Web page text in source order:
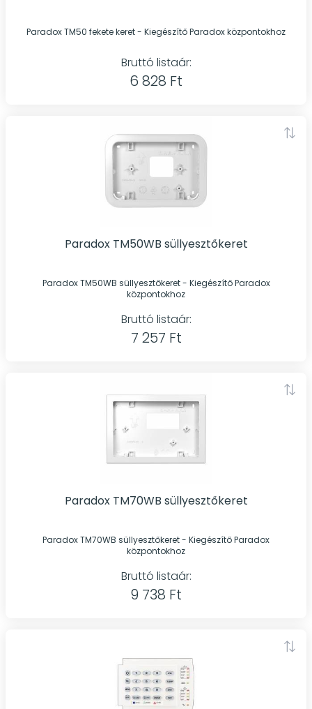
Paradox TM50 fekete keret - Kiegészítő Paradox központokhoz
Bruttó listaár:
6 828 Ft
Paradox TM50WB süllyesztőkeret
Paradox TM50WB süllyesztőkeret - Kiegészítő Paradox
központokhoz
Bruttó listaár:
7 257 Ft
Paradox TM70WB süllyesztőkeret
Paradox TM70WB süllyesztőkeret - Kiegészítő Paradox
központokhoz
Bruttó listaár:
9 738 Ft